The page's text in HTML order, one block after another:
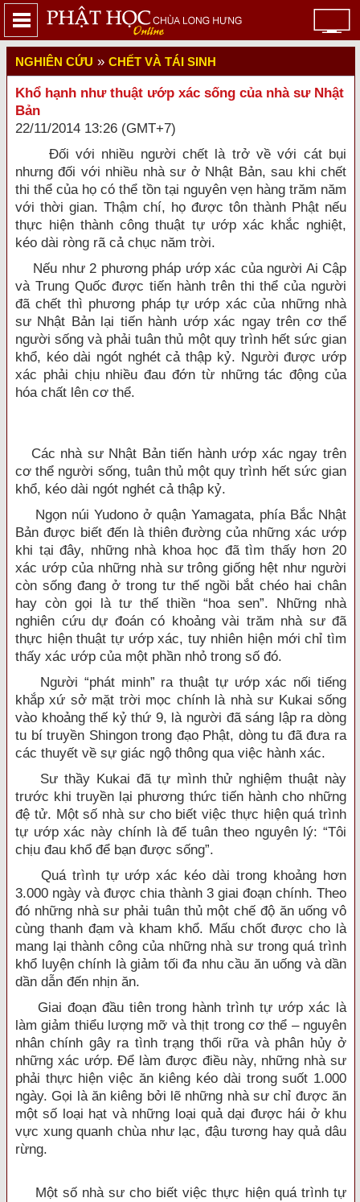
NGHIÊN CỨU » CHẾT VÀ TÁI SINH
Khổ hạnh như thuật ướp xác sống của nhà sư Nhật
Bản
22/11/2014 13:26 (GMT+7)
Đối với nhiều người chết là trở về với cát bụi
nhưng đối với nhiều nhà sư ở Nhật Bản, sau khi chết
thi thể của họ có thể tồn tại nguyên vẹn hàng trăm năm
với thời gian. Thậm chí, họ được tôn thành Phật nếu
thực hiện thành công thuật tự ướp xác khắc nghiệt,
kéo dài ròng rã cả chục năm trời.
Nếu như 2 phương pháp ướp xác của người Ai Cập
và Trung Quốc được tiến hành trên thi thể của người
đã chết thì phương pháp tự ướp xác của những nhà
sư Nhật Bản lại tiến hành ướp xác ngay trên cơ thể
người sống và phải tuân thủ một quy trình hết sức gian
khổ, kéo dài ngót nghét cả thập kỷ. Người được ướp
xác phải chịu nhiều đau đớn từ những tác động của
hóa chất lên cơ thể.
Các nhà sư Nhật Bản tiến hành ướp xác ngay trên
cơ thể người sống, tuân thủ một quy trình hết sức gian
khổ, kéo dài ngót nghét cả thập kỷ.
Ngọn núi Yudono ở quận Yamagata, phía Bắc Nhật
Bản được biết đến là thiên đường của những xác ướp
khi tại đây, những nhà khoa học đã tìm thấy hơn 20
xác ướp của những nhà sư trông giống hệt như người
còn sống đang ở trong tư thế ngồi bắt chéo hai chân
hay còn gọi là tư thế thiền “hoa sen”. Những nhà
nghiên cứu dự đoán có khoảng vài trăm nhà sư đã
thực hiện thuật tự ướp xác, tuy nhiên hiện mới chỉ tìm
thấy xác ướp của một phần nhỏ trong số đó.
Người “phát minh” ra thuật tự ướp xác nối tiếng
khắp xứ sở mặt trời mọc chính là nhà sư Kukai sống
vào khoảng thế kỷ thứ 9, là người đã sáng lập ra dòng
tu bí truyền Shingon trong đạo Phật, dòng tu đã đưa ra
các thuyết về sự giác ngộ thông qua việc hành xác.
Sư thầy Kukai đã tự mình thử nghiệm thuật này
trước khi truyền lại phương thức tiến hành cho những
đệ tử. Một số nhà sư cho biết việc thực hiện quá trình
tự ướp xác này chính là để tuân theo nguyên lý: “Tôi
chịu đau khổ để bạn được sống”.
Quá trình tự ướp xác kéo dài trong khoảng hơn
3.000 ngày và được chia thành 3 giai đoạn chính. Theo
đó những nhà sư phải tuân thủ một chế độ ăn uống vô
cùng thanh đạm và kham khổ. Mấu chốt được cho là
mang lại thành công của những nhà sư trong quá trình
khổ luyện chính là giảm tối đa nhu cầu ăn uống và dần
dần dẫn đến nhịn ăn.
Giai đoạn đầu tiên trong hành trình tự ướp xác là
làm giảm thiểu lượng mỡ và thịt trong cơ thể – nguyên
nhân chính gây ra tình trạng thối rữa và phân hủy ở
những xác ướp. Để làm được điều này, những nhà sư
phải thực hiện việc ăn kiêng kéo dài trong suốt 1.000
ngày. Gọi là ăn kiêng bởi lẽ những nhà sư chỉ được ăn
một số loại hạt và những loại quả dại được hái ở khu
vực xung quanh chùa như lạc, đậu tương hay quả dâu
rừng.
Một số nhà sư cho biết việc thực hiện quá trình tự